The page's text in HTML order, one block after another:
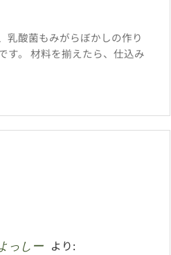
乳酸菌もみがらぼかしの作り
す。 材料を揃えたら、仕込み
っしー
より: